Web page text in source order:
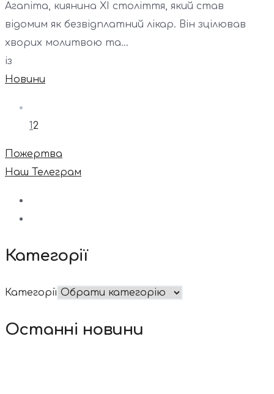
Агапіта, киянина ХІ століття, який став
відомим як безвідплатний лікар. Він зцілював
хворих молитвою та...
із
Новини
12
Пожертва
Наш Телеграм
Категорії
Категорії
Останні новини